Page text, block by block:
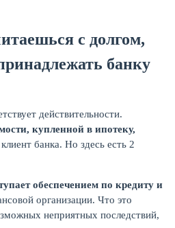
с долгом,
банку
действительности.
купленной в ипотеку,
банка. Но здесь есть 2
обеспечением по кредиту и
организации. Что это
неприятных последствий,